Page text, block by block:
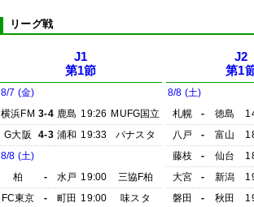
リーグ戦
J1
第1節
8/7 (金)
横浜FM 3-4 鹿島 19:26 MUFG国立
G大阪
4-3 浦和 19:33
パナスタ
8/8 (土)
柏
- 水戸 19:00
三協F柏
FC東京
- 町田 19:00
味スタ
J2
第1
8/8 (土)
札幌
- 徳島
八戸
- 富山
藤枝
- 仙台
大宮
- 新潟
磐田
- 秋田